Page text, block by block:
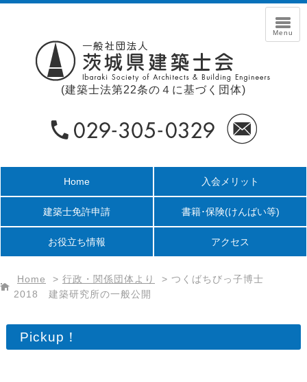
(建築士法第22条の４に基づく団体)
Home 入会メリット
建築士免許申請 書籍･保険(けんばい等)
お役立ち情報 アクセス
Home > 行政・関係団体より > つくばちびっ子博士
2018 建築研究所の一般公開
Pickup！